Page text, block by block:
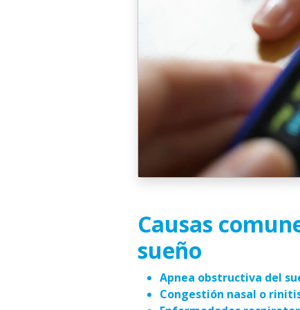
Causas
sueño
Apnea obstructiva del
Congestión nasal o